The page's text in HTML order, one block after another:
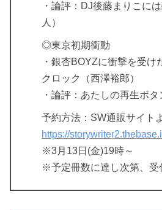
・論評：DJ後藤まりこに
人）
◎東京初期衝動
・銀杏BOYZに衝撃を受け
クロック（西澤裕郎）
・論評：あたしの再生ボタ
予約方法：SW通販サイト
https://
※3月13日(金)19時～
※予定冊数に達し次第、受